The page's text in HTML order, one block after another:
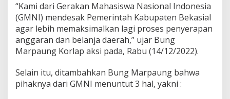
“Kami dari Gerakan Mahasiswa Nasional Indonesia
(GMNI) mendesak Pemerintah Kabupaten Bekasial
agar lebih memaksimalkan lagi proses penyerapan
anggaran dan belanja daerah,” ujar Bung
Marpaung Korlap aksi pada, Rabu (14/12/2022).
Selain itu, ditambahkan Bung Marpaung bahwa
pihaknya dari GMNI menuntut 3 hal, yakni :